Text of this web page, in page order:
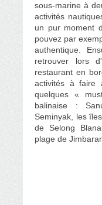
sous-marine à
activités
un pur moment
pouvez par
authentique.
retrouver lors
restaurant en
activités à faire
quelques «
balinaise :
Seminyak, les
de Selong
plage de